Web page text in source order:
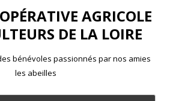
AGRICOLE
DE LA LOIRE
bénévoles passionnés par nos amies
les abeilles